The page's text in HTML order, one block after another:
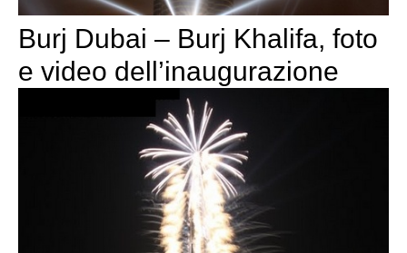
Burj Dubai – Burj Khalifa, foto
e video dell’inaugurazione